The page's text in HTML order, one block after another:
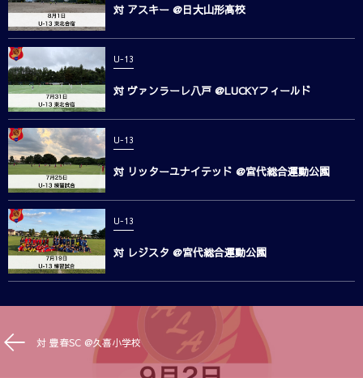
対 アスキー @日大山形高校
U-13
対 ヴァンラーレ八戸 @LUCKYフィールド
U-13
対 リッターユナイテッド @宮代総合運動公園
U-13
対 レジスタ @宮代総合運動公園
対 豊春SC @久喜小学校